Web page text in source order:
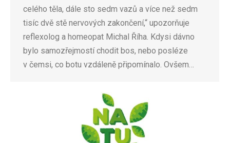
celého těla, dále sto sedm vazů a více než sedm
tisíc dvě stě nervových zakončení,“ upozorňuje
reflexolog a homeopat Michal Říha. Kdysi dávno
bylo samozřejmostí chodit bos, nebo posléze
v čemsi, co botu vzdáleně připomínalo. Ovšem…